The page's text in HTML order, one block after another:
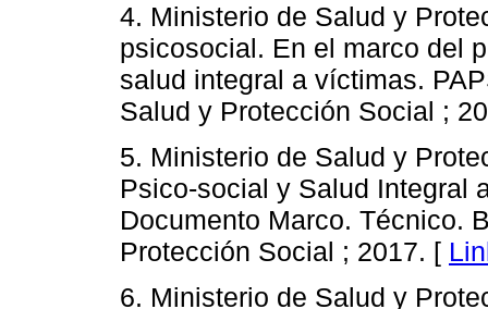
4. Ministerio de Salud y
psicosocial. En el marco del
salud integral a víctimas.
Salud y Protección Social ;
5. Ministerio de Salud y
Psico-social y Salud Integral
Documento Marco. Técnico.
Protección Social ; 2017. [
6. Ministerio de Salud y